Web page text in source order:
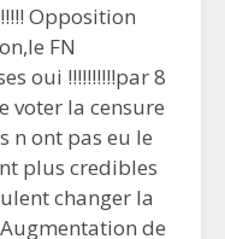
Opposition
FN
oui !!!!!!!!!!par 8
voter la censure
n ont pas eu le
plus credibles
changer la
Augmentation de